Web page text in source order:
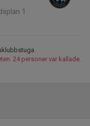
1
24 personer var kallade.